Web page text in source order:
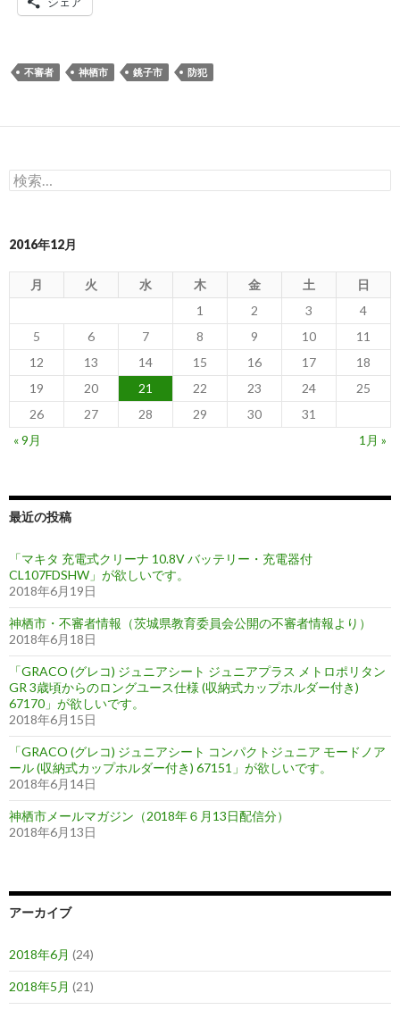
不審者 神栖市 銚子市 防犯
検
索:
2016年12月
月 火 水 木 金 土
日
1
2 3
4
5
6 7 8 9 10
11
12
13 14 15 16 17
18
19
20 21 22 23 24
25
26
27 28 29 30
31
« 9月
1月 »
最近の投稿
「マキタ 充電式クリーナ 10.8V バッテリー・充電器付
CL107FDSHW」が欲しいです。
2018年6月19日
神栖市・不審者情報（茨城県教育委員会公開の不審者情報より）
2018年6月18日
「GRACO (グレコ) ジュニアシート ジュニアプラス メトロポリタン
GR 3歳頃からのロングユース仕様 (収納式カップホルダー付き)
67170」が欲しいです。
2018年6月15日
「GRACO (グレコ) ジュニアシート コンパクトジュニア モードノア
ール (収納式カップホルダー付き) 67151」が欲しいです。
2018年6月14日
神栖市メールマガジン（2018年６月13日配信分）
2018年6月13日
アーカイブ
2018年6月 (24)
2018年5月 (21)